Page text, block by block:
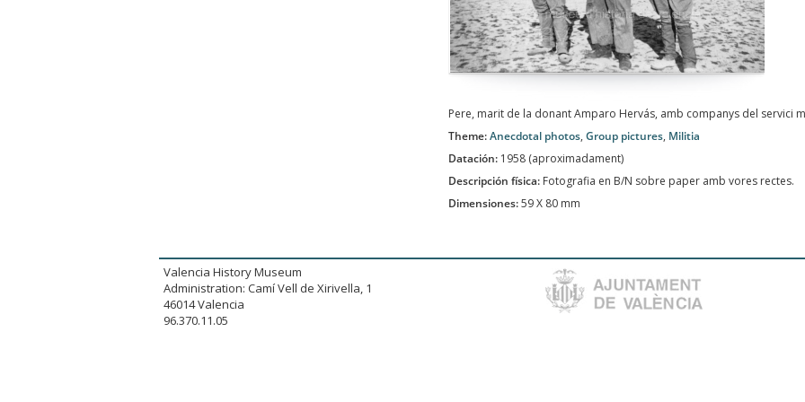
Pere, marit de la donant Amparo Hervás, amb companys del servici
Theme:Anecdotal photos, Group pictures, Militia
Datación: 1958 (aproximadament)
Descripción física: Fotografia en B/N sobre paper amb vores rectes.
Dimensiones:59 X 80 mm
Valencia History Museum
Administration: Camí Vell de Xirivella, 1
46014 Valencia
96.370.11.05